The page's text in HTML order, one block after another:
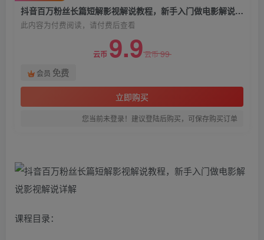
抖音百万粉丝长篇短解影视解说教程，新手入门做电影解说影视解说详解
此内容为付费阅读，请付费后查看
云币 9.9云币99
会员 免费
立即购买
您当前未登录！建议登陆后购买，可保存购买订单
课程目录：